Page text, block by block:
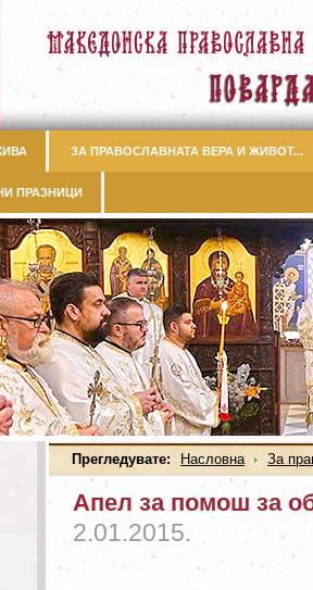
ЗА ПРАВОСЛАВНАТА ВЕРА И ЖИВОТ...
ПРАЗНИЦИ
Прегледувате: Насловна За
Апел за помош за
2.01.2015.